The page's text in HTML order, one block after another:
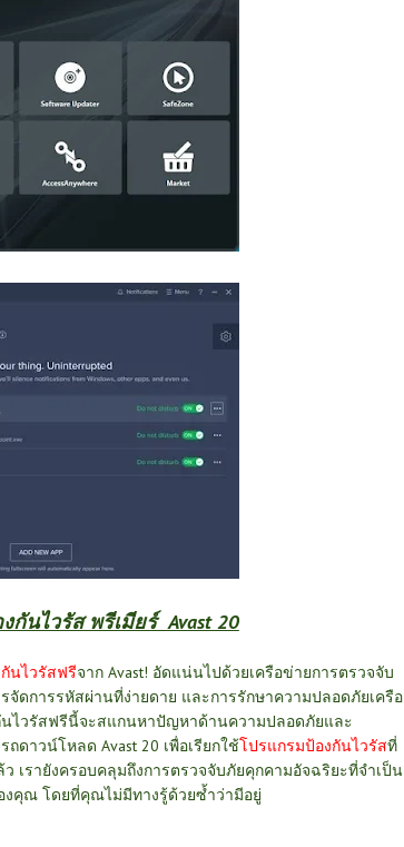
นไวรัส พรีเมียร์ Avast 20
นไวรัสฟรีจาก Avast! อัดแน่นไปด้วยเครือข่ายการตรวจจับ
ดการรหัสผ่านที่ง่ายดาย และการรักษาความปลอดภัยเครือ
ไวรัสฟรีนี้จะสแกนหาปัญหาด้านความปลอดภัยและ
ถดาวน์โหลด Avast 20 เพื่อเรียกใช้โปรแกรมป้องกันไวรัสที่
เรายังครอบคลุมถึงการตรวจจับภัยคุกคามอัจฉริยะที่จำเป็น
งคุณ โดยที่คุณไม่มีทางรู้ด้วยซ้ำว่ามีอยู่